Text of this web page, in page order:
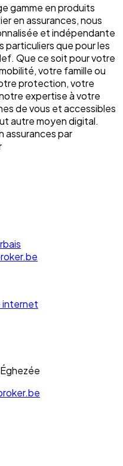
gamme en produits
en assurances, nous
et indépendante
particuliers que pour les
Que ce soit pour votre
votre famille ou
protection, votre
expertise à votre
de vous et accessibles
autre moyen digital.
assurances par
internet